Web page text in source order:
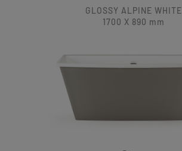
GLOSSY ALPINE WHITE
1700 X 890 mm